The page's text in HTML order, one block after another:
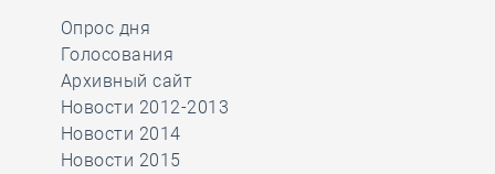
Опрос дня
Голосования
Архивный сайт
Новости 2012-2013
Новости 2014
Новости 2015